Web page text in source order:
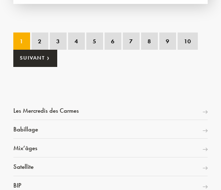
1 2 3 4 5 6 7 8 9 10
SUIVANT ›
Les Mercredis des Carmes
Babillage
Mix’âges
Satellite
BIP